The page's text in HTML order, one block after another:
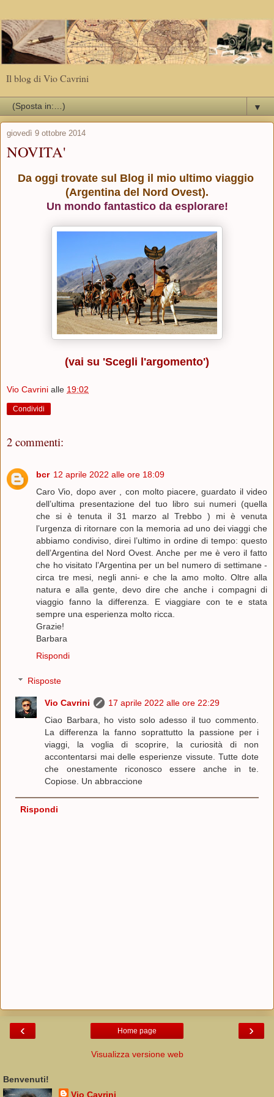
Il blog di Vio Cavrini
▼
giovedì 9 ottobre 2014
NOVITA'
Da oggi trovate sul Blog il mio ultimo viaggio
(Argentina del Nord Ovest).
Un mondo fantastico da esplorare!
(vai su 'Scegli l'argomento')
Vio Cavrini alle 19:02
Condividi
2 commenti:
bcr 12 aprile 2022 alle ore 18:09
Caro Vio, dopo aver , con molto piacere, guardato il video
dell’ultima presentazione del tuo libro sui numeri (quella
che si è tenuta il 31 marzo al Trebbo ) mi è venuta
l’urgenza di ritornare con la memoria ad uno dei viaggi che
abbiamo condiviso, direi l’ultimo in ordine di tempo: questo
dell’Argentina del Nord Ovest. Anche per me è vero il fatto
che ho visitato l’Argentina per un bel numero di settimane -
circa tre mesi, negli anni- e che la amo molto. Oltre alla
natura e alla gente, devo dire che anche i compagni di
viaggio fanno la differenza. E viaggiare con te e stata
sempre una esperienza molto ricca.
Grazie!
Barbara
Rispondi
Risposte
Vio Cavrini
17 aprile 2022 alle ore 22:29
Ciao Barbara, ho visto solo adesso il tuo commento.
La differenza la fanno soprattutto la passione per i
viaggi, la voglia di scoprire, la curiosità di non
accontentarsi mai delle esperienze vissute. Tutte dote
che onestamente riconosco essere anche in te.
Copiose. Un abbraccione
Rispondi
‹ ›
Home page
Visualizza versione web
Benvenuti!
Vio Cavrini